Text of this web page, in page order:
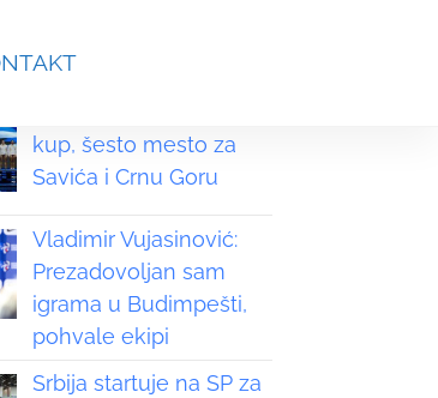
kup, šesto mesto za
Savića i Crnu Goru
Vladimir Vujasinović:
Prezadovoljan sam
igrama u Budimpešti,
pohvale ekipi
Srbija startuje na SP za